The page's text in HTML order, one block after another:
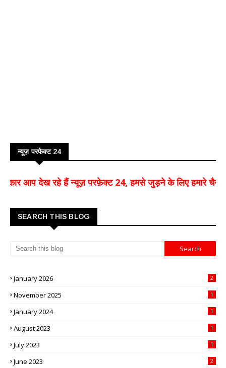
न्यूज़ परफेक्ट 24
आप देख रहे हैं न्यूज़ परफ़ेक्ट 24, हमसे जुड़ने के लिए हमारे चैनल को
SEARCH THIS BLOG
January 2026 2
November 2025 1
January 2024 1
August 2023 1
July 2023 1
June 2023 2